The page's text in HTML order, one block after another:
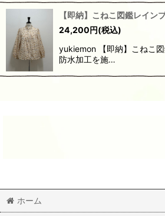
【即納】こねこ図鑑レイ
24,200円(税込)
yukiemon 【即納】こねこ
防水加工を施…
ホーム